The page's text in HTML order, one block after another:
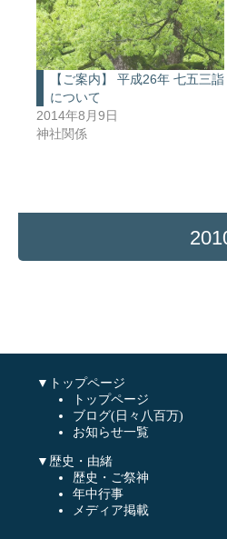
【ご案内】 平成26年 七五三詣
について
2014年8月9日
神社関係
▼トップページ
トップページ
ブログ(日々八百万)
お知らせ一覧
▼歴史・由緒
歴史・ご祭神
年中行事
メディア掲載